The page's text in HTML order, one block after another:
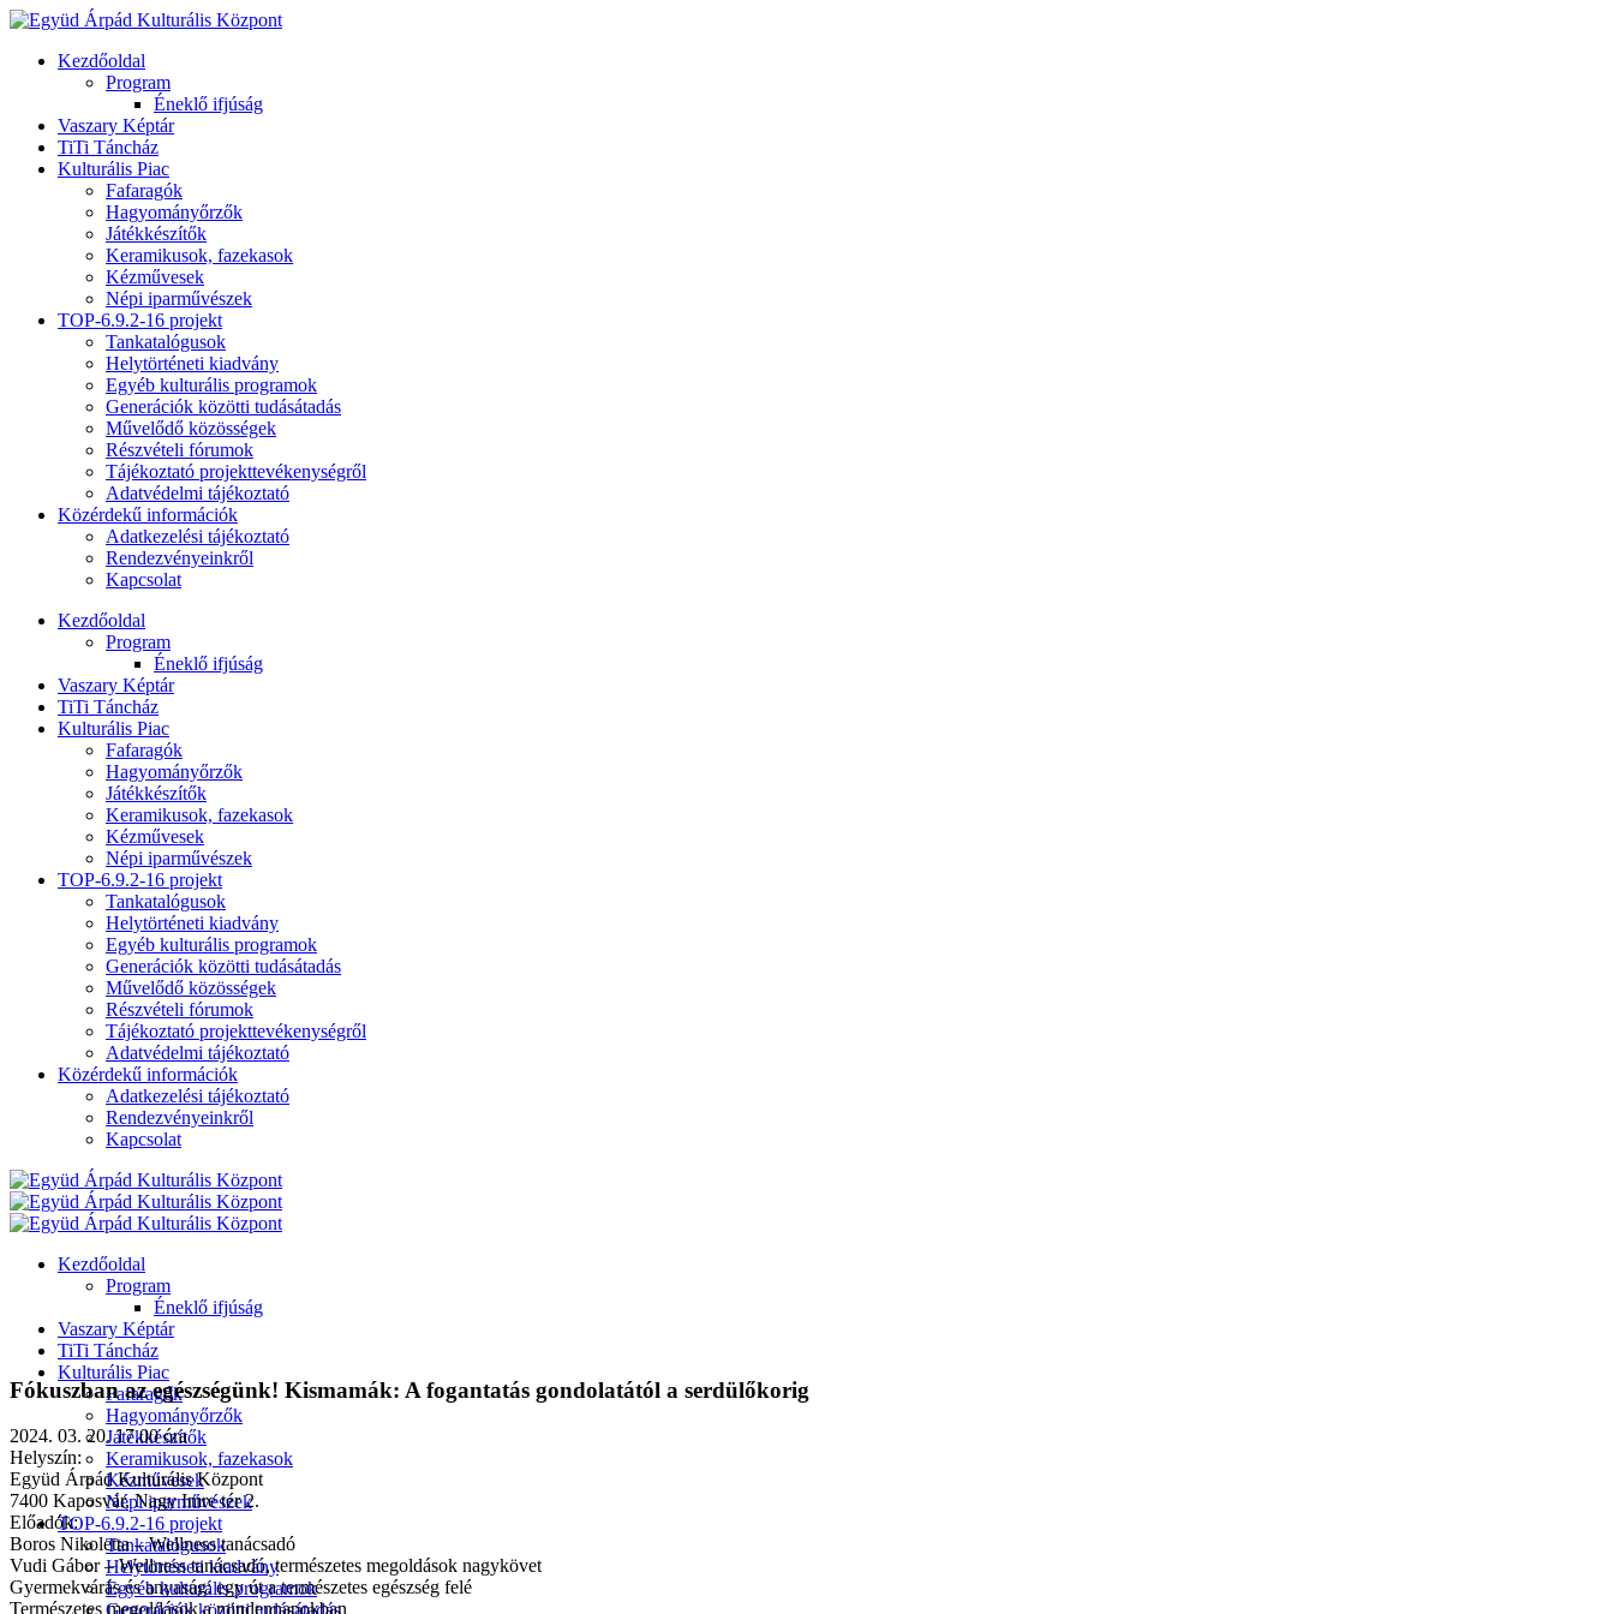
Kezdőoldal
Program
Éneklő ifjúság
Vaszary Képtár
TiTi Táncház
Kulturális Piac
Fafaragók
Hagyományőrzők
Játékkészítők
Keramikusok, fazekasok
Kézművesek
Népi iparművészek
TOP-6.9.2-16 projekt
Tankatalógusok
Helytörténeti kiadvány
Egyéb kulturális programok
Generációk közötti tudásátadás
Művelődő közösségek
Részvételi fórumok
Tájékoztató projekttevékenységről
Adatvédelmi tájékoztató
Közérdekű információk
Adatkezelési tájékoztató
Rendezvényeinkről
Kapcsolat
Kezdőoldal
Program
Éneklő ifjúság
Vaszary Képtár
TiTi Táncház
Kulturális Piac
Fafaragók
Hagyományőrzők
Játékkészítők
Keramikusok, fazekasok
Kézművesek
Népi iparművészek
TOP-6.9.2-16 projekt
Tankatalógusok
Helytörténeti kiadvány
Egyéb kulturális programok
Generációk közötti tudásátadás
Művelődő közösségek
Részvételi fórumok
Tájékoztató projekttevékenységről
Adatvédelmi tájékoztató
Közérdekű információk
Adatkezelési tájékoztató
Rendezvényeinkről
Kapcsolat
Kezdőoldal
Program
Éneklő ifjúság
Vaszary Képtár
TiTi Táncház
Kulturális Piac
Fafaragók
Hagyományőrzők
Játékkészítők
Keramikusok, fazekasok
Kézművesek
Népi iparművészek
TOP-6.9.2-16 projekt
Tankatalógusok
Helytörténeti kiadvány
Egyéb kulturális programok
Generációk közötti tudásátadás
Fókuszban az egészségünk! Kismamák: A fogantatás gondolatától a serdülőkorig
2024. 03. 20. 17.00 óra
Helyszín:
Együd Árpád Kulturális Központ
7400 Kaposvár, Nagy Imre tér 2.
Előadók:
Boros Nikoletta – Wellness tanácsadó
Vudi Gábor – Wellness tanácsadó, természetes megoldások nagykövet
Gyermekvárás és anyaság: egy út a természetes egészség felé
Természetes megoldások a mindennapokban